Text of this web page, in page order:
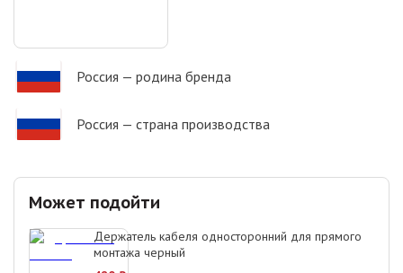
Россия — родина бренда
Россия — страна производства
Может подойти
Держатель кабеля односторонний для прямого
монтажа черный